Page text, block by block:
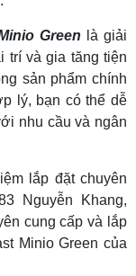
Green là giải
trí và gia tăng tiện
sản phẩm chính
lý, bạn có thể dễ
nhu cầu và ngân
lắp đặt chuyên
Nguyễn Khang,
cung cấp và lắp
Minio Green của